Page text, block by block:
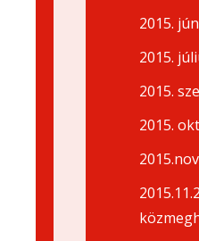
2015.
2015.
2015.
2015.